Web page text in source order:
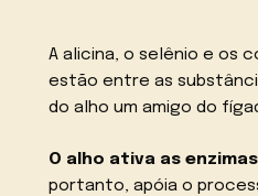
A alicina, o selênio e os
estão entre as
do alho um amigo do
O alho ativa as
portanto, apóia o